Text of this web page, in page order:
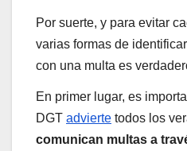
Por suerte, y para evitar
varias formas de
con una multa es
En primer lugar, es
DGT advierte todos los
comunican multas a